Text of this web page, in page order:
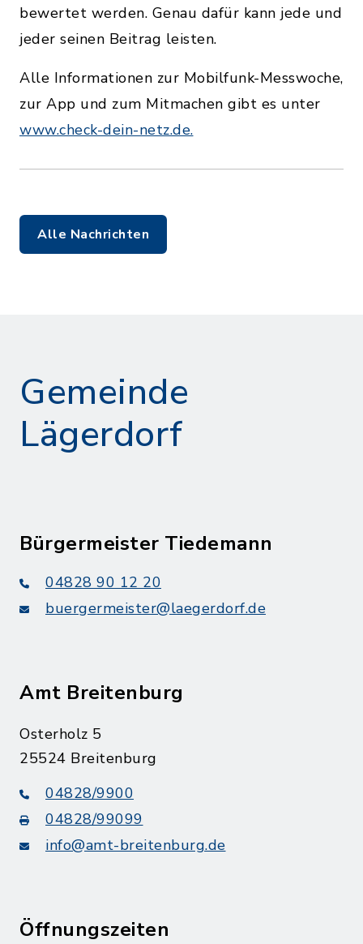
bewertet werden. Genau dafür kann jede und
jeder seinen Beitrag leisten.
Alle Informationen zur Mobilfunk-Messwoche,
zur App und zum Mitmachen gibt es unter
www.check-dein-netz.de.
Alle Nachrichten
Gemeinde
Lägerdorf
Bürgermeister Tiedemann
04828 90 12 20
buergermeister@laegerdorf.de
Amt Breitenburg
Osterholz 5
25524 Breitenburg
04828/9900
04828/99099
info@amt-breitenburg.de
Öffnungszeiten